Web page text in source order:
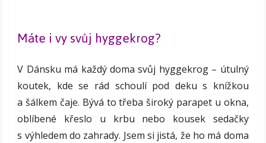
Máte i vy svůj hyggekrog?
V Dánsku má každý doma svůj hyggekrog – útulný
koutek, kde se rád schoulí pod deku s knížkou
a šálkem čaje. Bývá to třeba široký parapet u okna,
oblíbené křeslo u krbu nebo kousek sedačky
s výhledem do zahrady. Jsem si jistá, že ho má doma